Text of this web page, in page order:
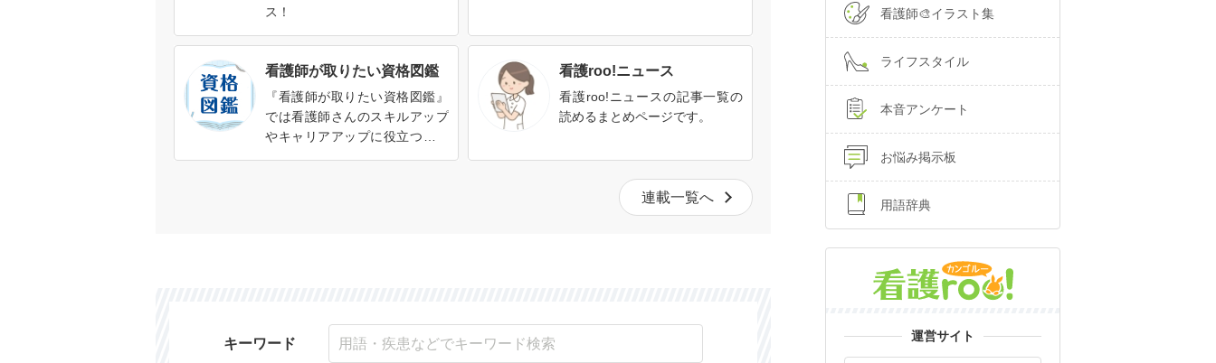
ス！
看護師が取りたい資格図鑑
『看護師が取りたい資格図鑑』
では看護師さんのスキルアップ
やキャリアアップに役立つ、い
看護roo!ニュース
看護roo!ニュースの記事一覧の
読めるまとめページです。
連載一覧へ
キーワード
看護師🎨イラスト集
ライフスタイル
本音アンケート
お悩み掲示板
用語辞典
運営サイト